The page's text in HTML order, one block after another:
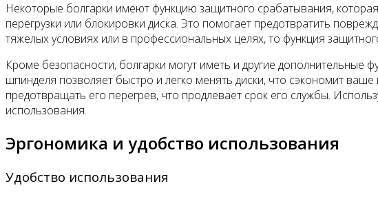
Некоторые болгарки имеют функцию защитного срабатывания,
перегрузки или блокировки диска. Это помогает предотвратить
тяжелых условиях или в профессиональных целях, то функция
Кроме безопасности, болгарки могут иметь и другие
шпинделя позволяет быстро и легко менять диски, что сэкономит
предотвращать его перегрев, что продлевает срок его службы.
использования.
Эргономика и удобство использования
Удобство использования